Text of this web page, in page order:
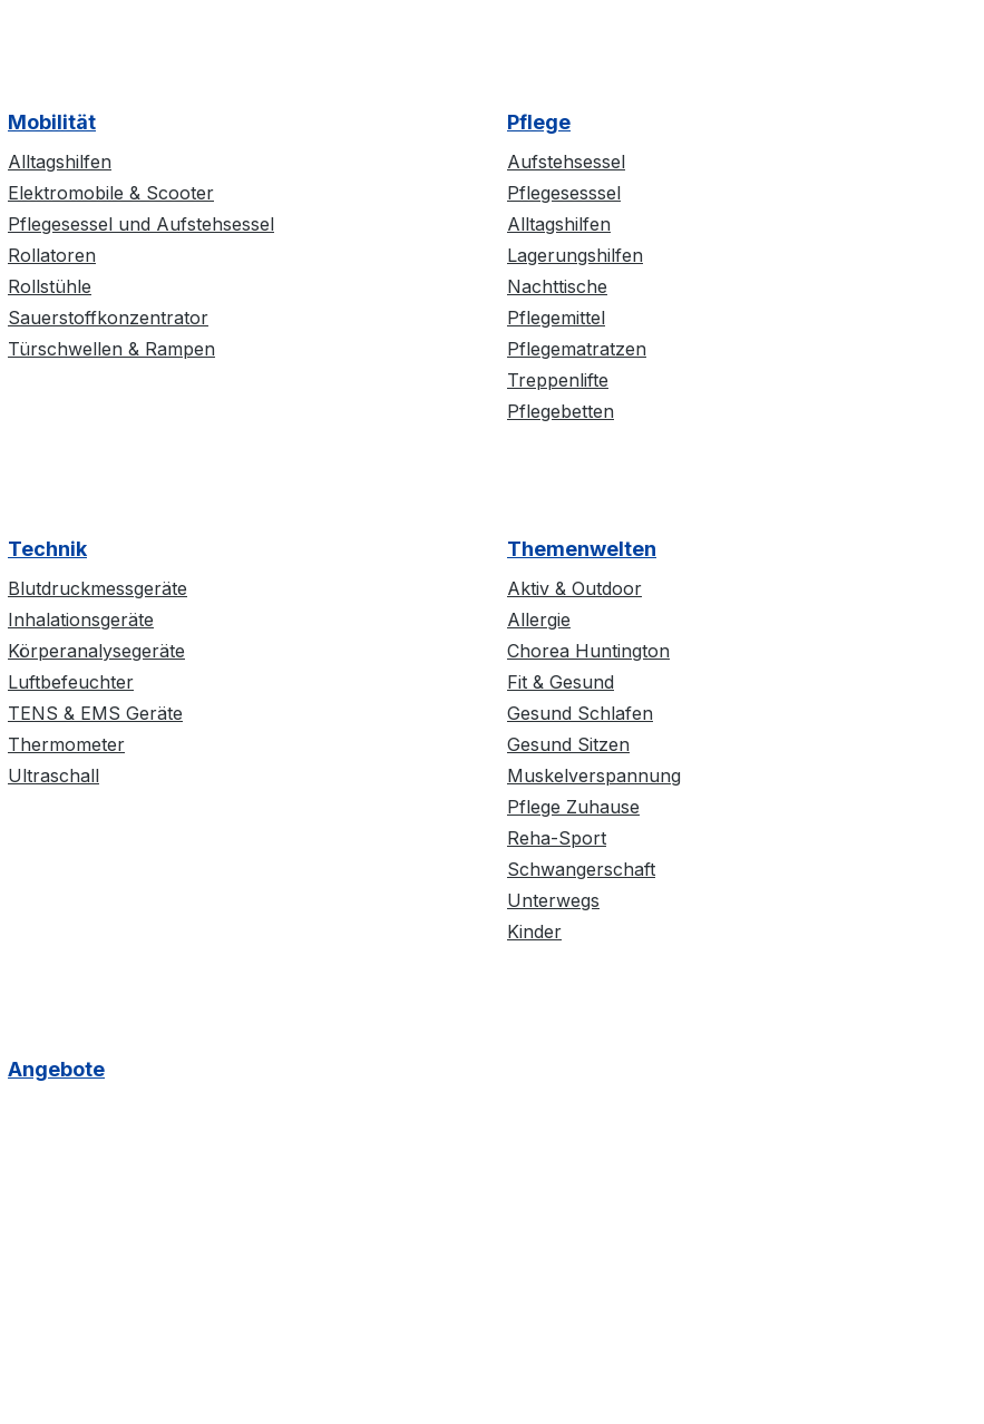
Mobilität
Alltagshilfen
Elektromobile & Scooter
Pflegesessel und Aufstehsessel
Rollatoren
Rollstühle
Sauerstoffkonzentrator
Türschwellen & Rampen
Pflege
Aufstehsessel
Pflegesesssel
Alltagshilfen
Lagerungshilfen
Nachttische
Pflegemittel
Pflegematratzen
Treppenlifte
Pflegebetten
Technik
Blutdruckmessgeräte
Inhalationsgeräte
Körperanalysegeräte
Luftbefeuchter
TENS & EMS Geräte
Thermometer
Ultraschall
Themenwelten
Aktiv & Outdoor
Allergie
Chorea Huntington
Fit & Gesund
Gesund Schlafen
Gesund Sitzen
Muskelverspannung
Pflege Zuhause
Reha-Sport
Schwangerschaft
Unterwegs
Kinder
Angebote